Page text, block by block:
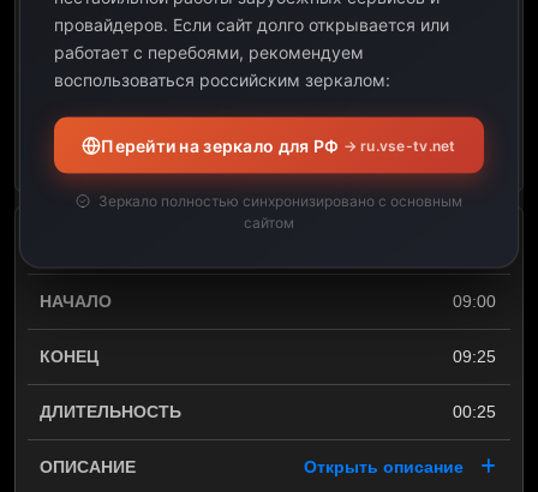
Открыть описание
09:00
09:25
00:25
Открыть описание
провайдеров. Если сайт долго открывается или
работает с перебоями, рекомендуем
воспользоваться российским зеркалом:
Перейти на зеркало для РФ → ru.vse-tv.net
Зеркало полностью синхронизировано с основным
сайтом